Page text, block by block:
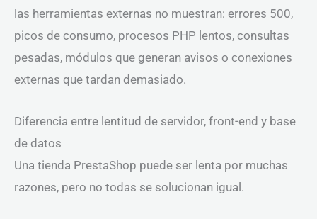
las herramientas externas no muestran: errores 500,
picos de consumo, procesos PHP lentos, consultas
pesadas, módulos que generan avisos o conexiones
externas que tardan demasiado.
Diferencia entre lentitud de servidor, front-end y base
de datos
Una tienda PrestaShop puede ser lenta por muchas
razones, pero no todas se solucionan igual.